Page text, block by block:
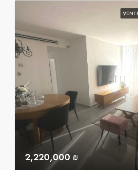
2,220,000 ₪